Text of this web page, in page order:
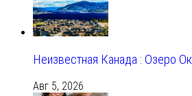
Неизвестная Канада : Озеро
Авг 5, 2026